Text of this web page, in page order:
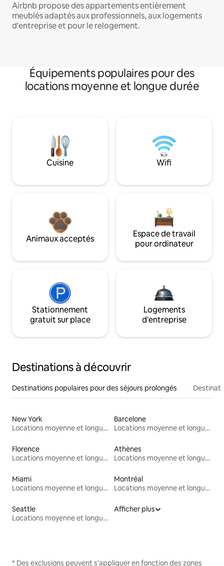
Airbnb propose des appartements entièrement
meublés adaptés aux professionnels, aux logements
d'entreprise et pour le relogement.
Équipements populaires pour des
locations moyenne et longue durée
Cuisine Wifi
Animaux acceptés
Espace de travail
pour ordinateur
Stationnement
gratuit sur place
Logements
d'entreprise
Destinations à découvrir
Destinations populaires pour des séjours prolongés
New York
Locations moyenne et longue durée
Barcelone
Locations moyenne et longue durée
Florence
Locations moyenne et longue durée
Athènes
Locations moyenne et longue durée
Miami
Locations moyenne et longue durée
Montréal
Locations moyenne et longue durée
Seattle
Locations moyenne et longue durée
Afficher plus
* Des exclusions peuvent s'appliquer en fonction des zones